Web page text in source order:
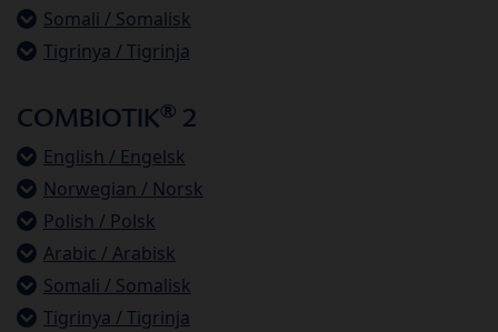
Somali / Somalisk
Tigrinya / Tigrinja
COMBIOTIK® 2
English / Engelsk
Norwegian / Norsk
Polish / Polsk
Arabic / Arabisk
Somali / Somalisk
Tigrinya / Tigrinja